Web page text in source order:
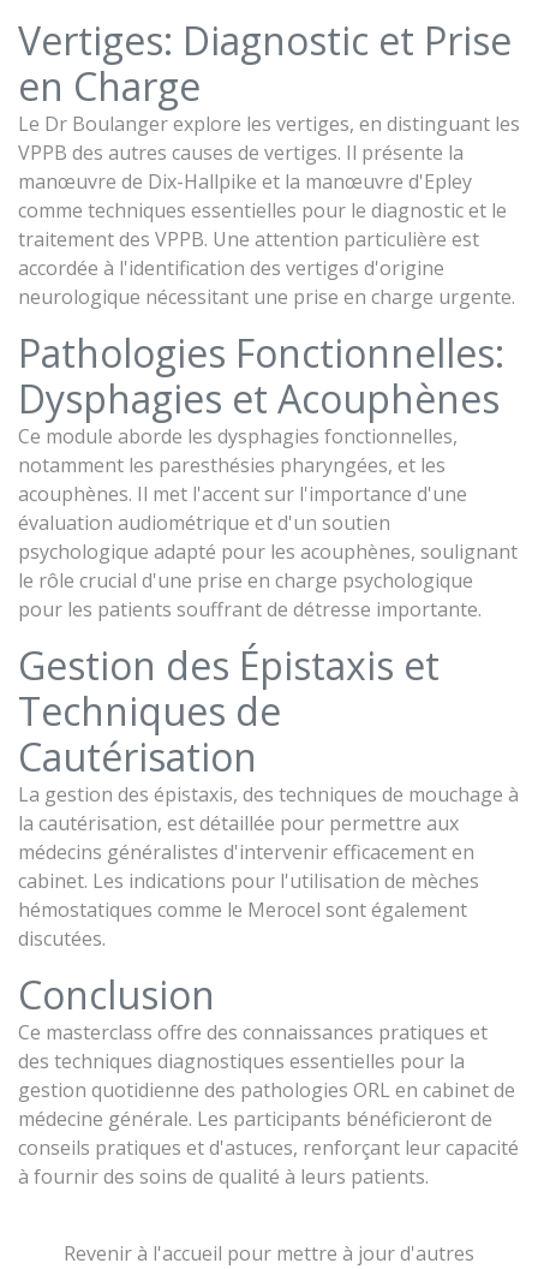
Vertiges: Diagnostic et Prise
en Charge
Le Dr Boulanger explore les vertiges, en distinguant les
VPPB des autres causes de vertiges. Il présente la
manœuvre de Dix-Hallpike et la manœuvre d'Epley
comme techniques essentielles pour le diagnostic et le
traitement des VPPB. Une attention particulière est
accordée à l'identification des vertiges d'origine
neurologique nécessitant une prise en charge urgente.
Pathologies Fonctionnelles:
Dysphagies et Acouphènes
Ce module aborde les dysphagies fonctionnelles,
notamment les paresthésies pharyngées, et les
acouphènes. Il met l'accent sur l'importance d'une
évaluation audiométrique et d'un soutien
psychologique adapté pour les acouphènes, soulignant
le rôle crucial d'une prise en charge psychologique
pour les patients souffrant de détresse importante.
Gestion des Épistaxis et
Techniques de
Cautérisation
La gestion des épistaxis, des techniques de mouchage à
la cautérisation, est détaillée pour permettre aux
médecins généralistes d'intervenir efficacement en
cabinet. Les indications pour l'utilisation de mèches
hémostatiques comme le Merocel sont également
discutées.
Conclusion
Ce masterclass offre des connaissances pratiques et
des techniques diagnostiques essentielles pour la
gestion quotidienne des pathologies ORL en cabinet de
médecine générale. Les participants bénéficieront de
conseils pratiques et d'astuces, renforçant leur capacité
à fournir des soins de qualité à leurs patients.
Revenir à l'accueil pour mettre à jour d'autres